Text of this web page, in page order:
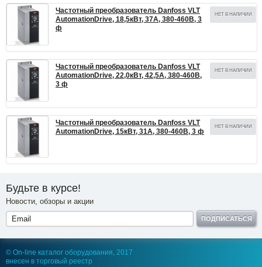
Частотный преобразователь Danfoss VLT
AutomationDrive, 18,5кВт, 37А, 380-460В, 3
ф
НЕТ В НАЛИЧИИ
Частотный преобразователь Danfoss VLT
AutomationDrive, 22,0кВт, 42,5А, 380-460В,
3 ф
НЕТ В НАЛИЧИИ
Частотный преобразователь Danfoss VLT
AutomationDrive, 15кВт, 31А, 380-460В, 3 ф
НЕТ В НАЛИЧИИ
Будьте в курсе!
Новости, обзоры и акции
ПОДПИСАТЬСЯ
© On-line каталог оборудования, 2017
внесен в торговый реестр